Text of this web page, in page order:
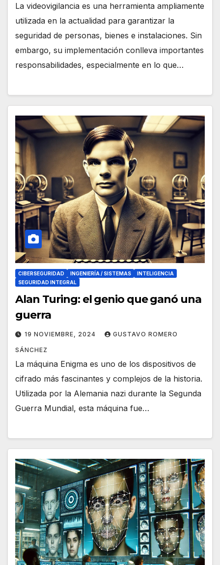
La videovigilancia es una herramienta ampliamente
utilizada en la actualidad para garantizar la
seguridad de personas, bienes e instalaciones. Sin
embargo, su implementación conlleva importantes
responsabilidades, especialmente en lo que…
CIBERSEGURIDAD INGENIERÍA / SISTEMAS
INTELIGENCIA
SEGURIDAD INTEGRAL
Alan Turing: el genio que ganó una
guerra
19 NOVIEMBRE, 2024 GUSTAVO ROMERO
SÁNCHEZ
La máquina Enigma es uno de los dispositivos de
cifrado más fascinantes y complejos de la historia.
Utilizada por la Alemania nazi durante la Segunda
Guerra Mundial, esta máquina fue…